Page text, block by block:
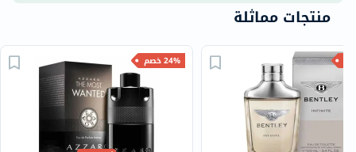
منتجات مماثلة
24% خصم